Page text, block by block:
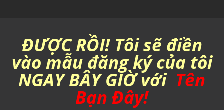
ĐƯỢC RỒI! Tôi sẽ điền
vào mẫu đăng ký của tôi
NGAY BÂY GIỜ với Tên
Bạn Đây!